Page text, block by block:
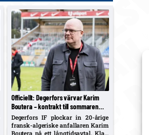
Officiellt: Degerfors värvar Karim
Boutera – kontrakt till sommaren
2030, spelklar mot Malmö
Degerfors IF plockar in 20-årige
fransk-algeriske anfallaren Karim
Boutera på ett långtidsavtal. Klart